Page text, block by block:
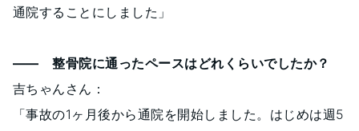
通院することにしました」
―― 整骨院に通ったペースはどれくらいでしたか？
吉ちゃんさん：
「事故の1ヶ月後から通院を開始しました。はじめは週5